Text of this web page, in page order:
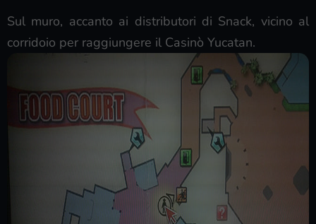
Sul muro, accanto ai distributori di Snack, vicino al
corridoio per raggiungere il Casinò Yucatan.